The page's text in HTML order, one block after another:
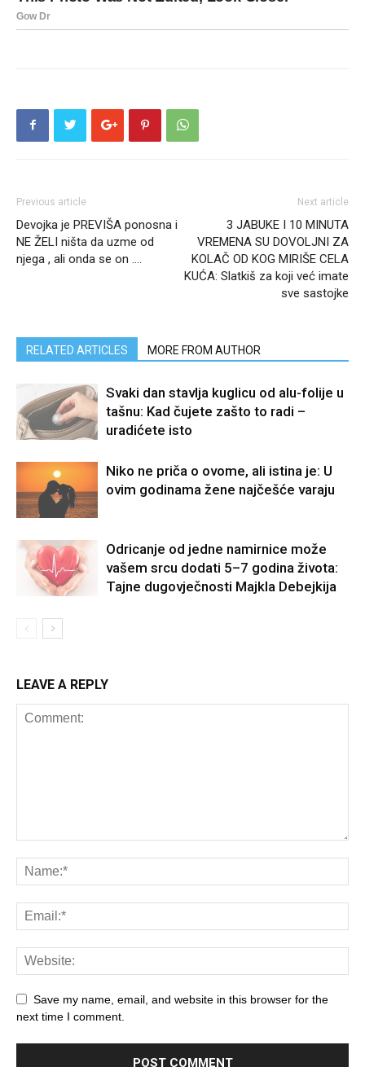
Previous article
Devojka je PREVIŠA ponosna i
NE ŽELI ništa da uzme od
njega , ali onda se on ….
Next article
3 JABUKE I 10 MINUTA
VREMENA SU DOVOLJNI ZA
KOLAČ OD KOG MIRIŠE CELA
KUĆA: Slatkiš za koji već imate
sve sastojke
RELATED ARTICLES MORE FROM AUTHOR
Svaki dan stavlja kuglicu od alu-folije u
tašnu: Kad čujete zašto to radi –
uradićete isto
Niko ne priča o ovome, ali istina je: U
ovim godinama žene najčešće varaju
Odricanje od jedne namirnice može
vašem srcu dodati 5–7 godina života:
Tajne dugovječnosti Majkla Debejkija
LEAVE A REPLY
Save my name, email, and website in this browser for the
next time I comment.